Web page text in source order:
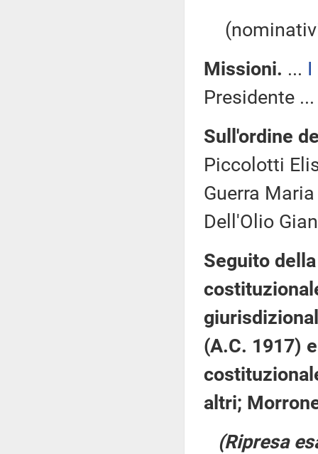
Missioni. ... I
Presidente
Sull'ordine
Piccolotti
Guerra
Dell'Olio
Seguito
(A.C. 1917)
altri;
(Ripresa